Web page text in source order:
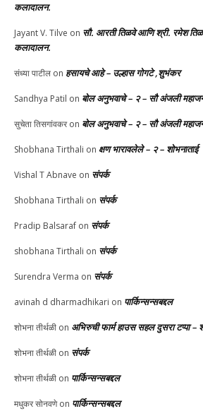
कलादालन.
Jayant V. Tilve on सौ. आरती तिळवे आणि श्री. रमेश
कलादालन.
संध्या पाटील on हसायचे आहे – उल्हास गोगटे ,शुभंकर
Sandhya Patil on बोल अनुभवाचे – २ – सौ अंजली
सुचेता तिसगांवकरon बोल अनुभवाचे – २ – सौ अंजली
Shobhana Tirthali on क्षण भारावलेले – २ – शोभनाताई
Vishal T Abnave on संपर्क
Shobhana Tirthali on संपर्क
Pradip Balsaraf on संपर्क
shobhana Tirthali on संपर्क
Surendra Verma on संपर्क
avinah d dharmadhikari on पार्किन्सन्सबद्दल
शोभना तीर्थळी on अभिरुची फार्म हाउस सहल दुसरा टप्पा –
शोभना तीर्थळी on संपर्क
शोभना तीर्थळी on पार्किन्सन्सबद्दल
मधुकर सोनवणेon पार्किन्सन्सबद्दल